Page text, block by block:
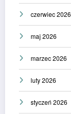
czerwiec 2026
maj 2026
marzec 2026
luty 2026
styczeń 2026